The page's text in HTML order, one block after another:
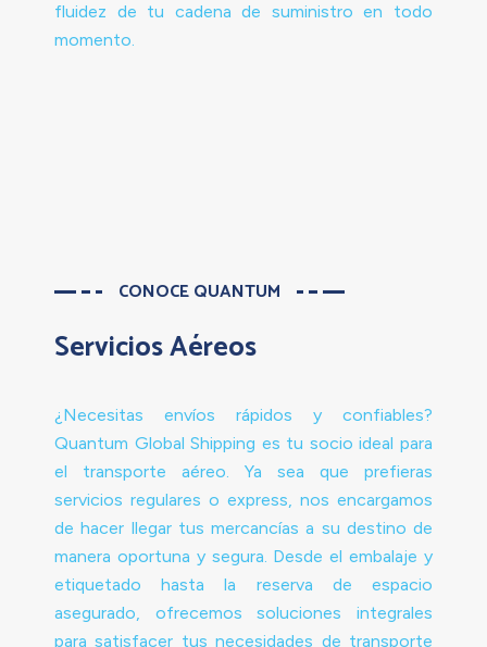
fluidez de tu cadena de suministro en todo
momento.
CONOCE QUANTUM
Servicios Aéreos
¿Necesitas envíos rápidos y confiables?
Quantum Global Shipping es tu socio ideal para
el transporte aéreo. Ya sea que prefieras
servicios regulares o express, nos encargamos
de hacer llegar tus mercancías a su destino de
manera oportuna y segura. Desde el embalaje y
etiquetado hasta la reserva de espacio
asegurado, ofrecemos soluciones integrales
para satisfacer tus necesidades de transporte